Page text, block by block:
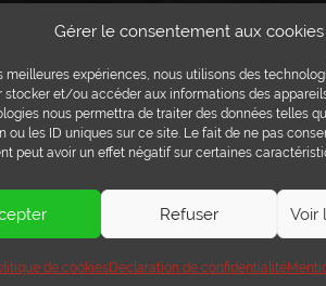
Gérer le consentement aux cookies
meilleures expériences, nous utilisons des
stocker et/ou accéder aux informations des
nous permettra de traiter des données telles
ou les ID uniques sur ce site. Le fait de ne pas
peut avoir un effet négatif sur certaines
Refuser Voir
de cookiesDéclaration de confidentialité
Crédits photos:
Raphaël Jeanneret.
© Boucherie Del Genio /
informatique.ch